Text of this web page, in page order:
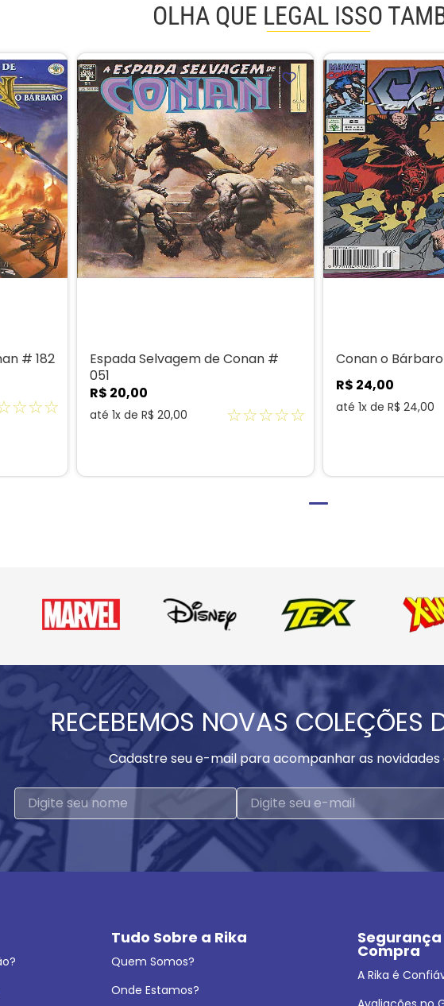
OLHA QUE LEGAL ISSO
# 182
☆☆☆
Espada Selvagem de Conan #
051
R$ 20,00
até 1x de R$ 20,00 ☆☆☆☆☆
Conan o
R$ 24,00
até 1x de R$ 24,00
RECEBEMOS NOVAS COLEÇÕES
Cadastre seu e-mail para acompanhar as novidades
Tudo Sobre a Rika
Quem Somos?
Onde Estamos?
Compra
A Rika é